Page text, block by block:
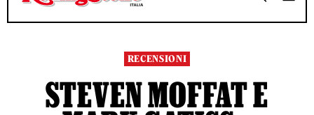
RECENSIONI
STEVEN MOFFAT E